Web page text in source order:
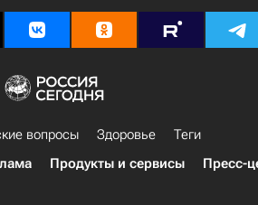
вопросы Здоровье
Теги
Продукты и сервисы Пресс-